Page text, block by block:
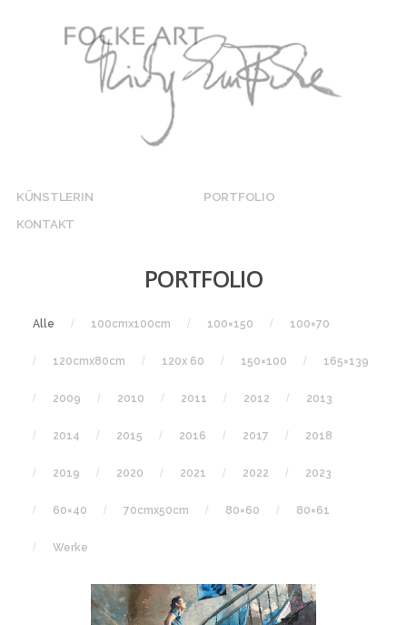
KÜNSTLERIN
PORTFOLIO
KONTAKT
PORTFOLIO
Alle 100cmx100cm 100×150 100×70
120cmx80cm 120x 60 150×100 165×139
2009 2010 2011 2012 2013
2014 2015 2016 2017 2018
2019 2020 2021 2022 2023
60×40 70cmx50cm 80×60 80×61
Werke